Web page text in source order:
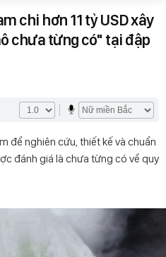
chi hơn 11 tỷ USD xây
chưa từng có" tại đập
để nghiên cứu, thiết kế và chuẩn
đánh giá là chưa từng có về quy